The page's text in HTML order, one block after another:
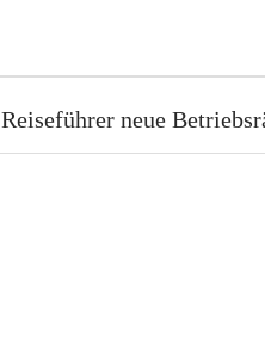
Reiseführer neue